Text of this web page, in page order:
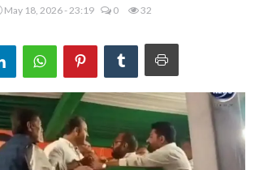
May 18, 2026 - 23:19 0 32